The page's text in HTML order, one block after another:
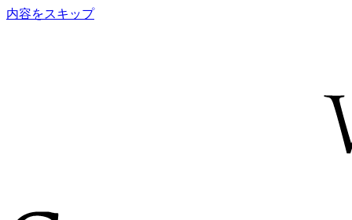
内容をスキップ